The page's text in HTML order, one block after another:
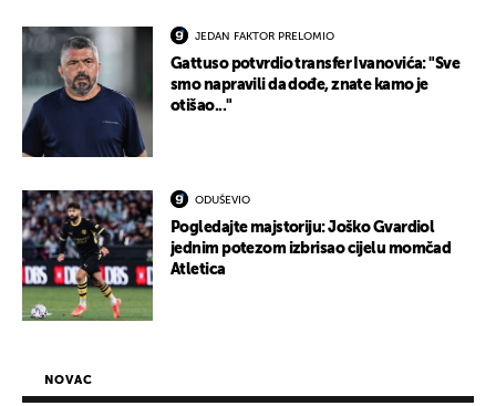
JEDAN FAKTOR PRELOMIO
Gattuso potvrdio transfer Ivanovića: "Sve
smo napravili da dođe, znate kamo je
otišao..."
ODUŠEVIO
Pogledajte majstoriju: Joško Gvardiol
jednim potezom izbrisao cijelu momčad
Atletica
NOVAC